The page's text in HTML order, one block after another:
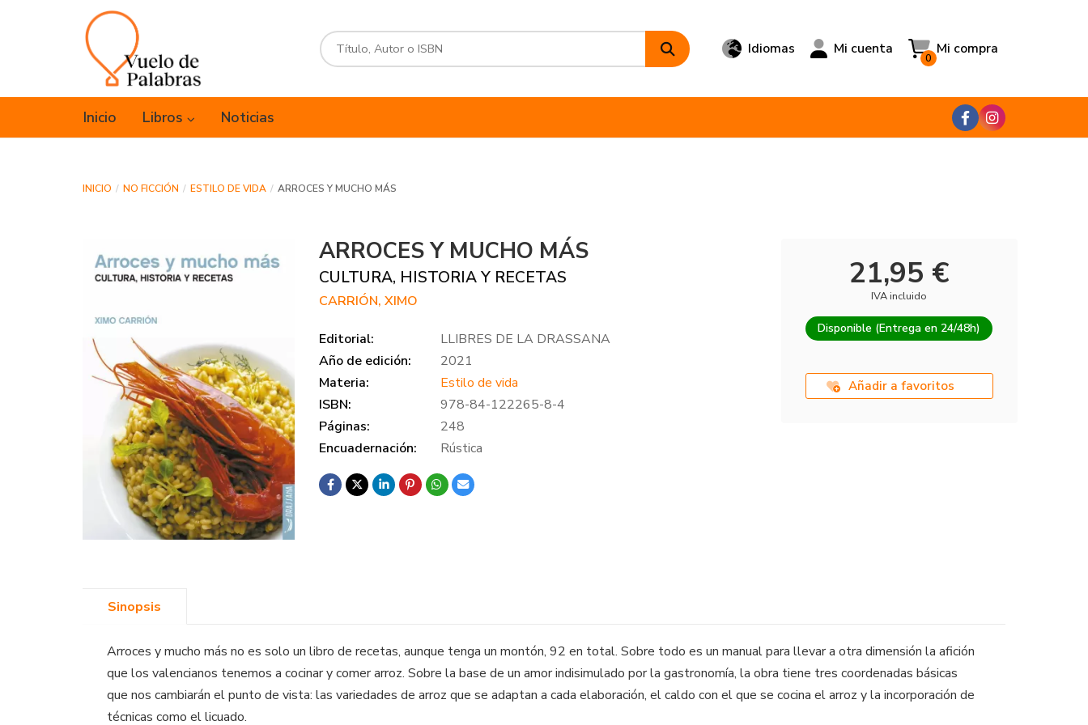
Idiomas Mi cuenta Mi compra
0
Inicio Libros Noticias
INICIO NO FICCIÓN ESTILO DE VIDA ARROCES Y MUCHO MÁS
ARROCES Y MUCHO MÁS
CULTURA, HISTORIA Y RECETAS
CARRIÓN, XIMO
Editorial:
LLIBRES DE LA DRASSANA
Año de edición:
2021
Materia:
Estilo de vida
ISBN:
978-84-122265-8-4
Páginas:
248
Encuadernación:
Rústica
21,95 €
IVA incluido
Disponible (Entrega en 24/48h)
Añadir a favoritos
Sinopsis
Arroces y mucho más no es solo un libro de recetas, aunque tenga un montón, 92 en total. Sobre todo es un manual para llevar a otra dimensión la afición
que los valencianos tenemos a cocinar y comer arroz. Sobre la base de un amor indisimulado por la gastronomía, la obra tiene tres coordenadas básicas
que nos cambiarán el punto de vista: las variedades de arroz que se adaptan a cada elaboración, el caldo con el que se cocina el arroz y la incorporación de
técnicas como el licuado.